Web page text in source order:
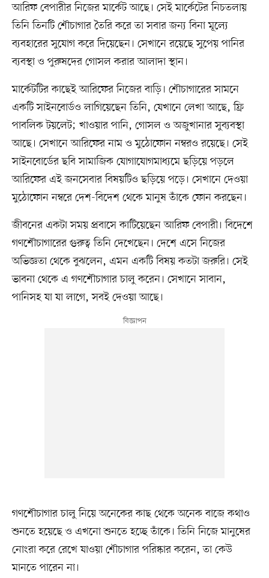
আরিফ বেপারীর নিজের মার্কেট আছে। সেই মার্কেটের নিচতলায়
তিনি তিনটি শৌচাগার তৈরি করে তা সবার জন্য বিনা মূল্যে
ব্যবহারের সুযোগ করে দিয়েছেন। সেখানে রয়েছে সুপেয় পানির
ব্যবস্থা ও পুরুষদের গোসল করার আলাদা স্থান।
মার্কেটটির কাছেই আরিফের নিজের বাড়ি। শৌচাগারের সামনে
একটি সাইনবোর্ডও লাগিয়েছেন তিনি, যেখানে লেখা আছে, ফ্রি
পাবলিক টয়লেট; খাওয়ার পানি, গোসল ও অজুখানার সুব্যবস্থা
আছে। সেখানে আরিফের নাম ও মুঠোফোন নম্বরও রয়েছে। সেই
সাইনবোর্ডের ছবি সামাজিক যোগাযোগমাধ্যমে ছড়িয়ে পড়লে
আরিফের এই জনসেবার বিষয়টিও ছড়িয়ে পড়ে। সেখানে দেওয়া
মুঠোফোন নম্বরে দেশ-বিদেশ থেকে মানুষ তাঁকে ফোন করছেন।
জীবনের একটা সময় প্রবাসে কাটিয়েছেন আরিফ বেপারী। বিদেশে
গণশৌচাগারের গুরুত্ব তিনি দেখেছেন। দেশে এসে নিজের
অভিজ্ঞতা থেকে বুঝলেন, এমন একটি বিষয় কতটা জরুরি। সেই
ভাবনা থেকে এ গণশৌচাগার চালু করেন। সেখানে সাবান,
পানিসহ যা যা লাগে, সবই দেওয়া আছে।
গণশৌচাগার চালু নিয়ে অনেকের কাছ থেকে অনেক বাজে কথাও
শুনতে হয়েছে ও এখনো শুনতে হচ্ছে তাঁকে। তিনি নিজে মানুষের
নোংরা করে রেখে যাওয়া শৌচাগার পরিষ্কার করেন, তা কেউ
মানতে পারেন না।